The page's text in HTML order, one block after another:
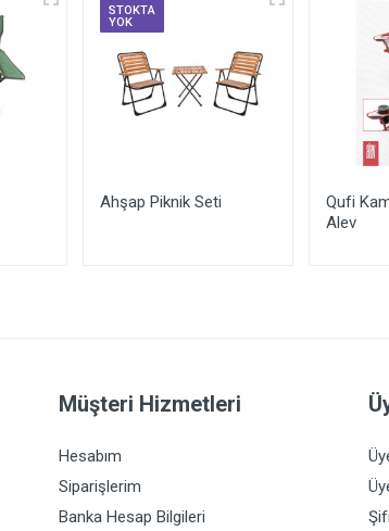
STOKTA
YOK
Ahşap Piknik Seti
Qufi
Alev
Müşteri Hizmetleri
Hesabım
Siparişlerim
Banka Hesap Bilgileri